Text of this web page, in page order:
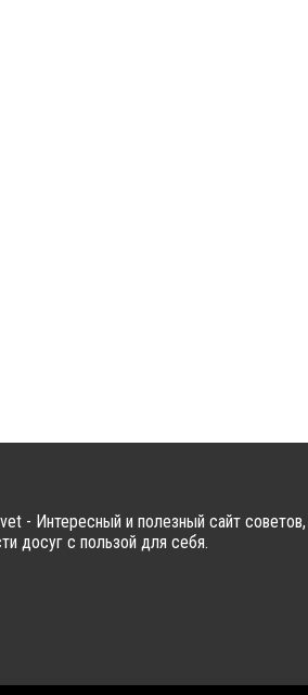
- Интересный и полезный сайт
досуг с пользой для себя.